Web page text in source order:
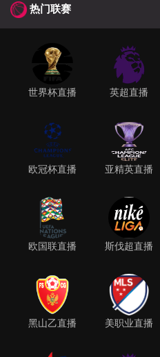
热门联赛
世界杯直播 英超直播
欧冠杯直播 亚精英直播
欧国联直播 斯伐超直播
黑山乙直播 美职业直播